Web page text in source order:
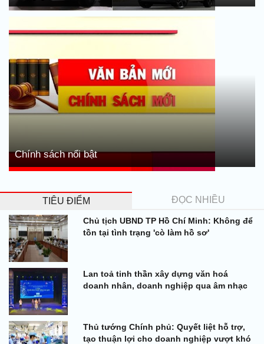
Chính sách nổi bật
TIÊU ĐIỂM ĐỌC NHIỀU
Chủ tịch UBND TP Hồ Chí Minh: Không để
tồn tại tình trạng 'cò làm hồ sơ'
Lan toả tinh thần xây dựng văn hoá
doanh nhân, doanh nghiệp qua âm nhạc
Thủ tướng Chính phủ: Quyết liệt hỗ trợ,
tạo thuận lợi cho doanh nghiệp vượt khó